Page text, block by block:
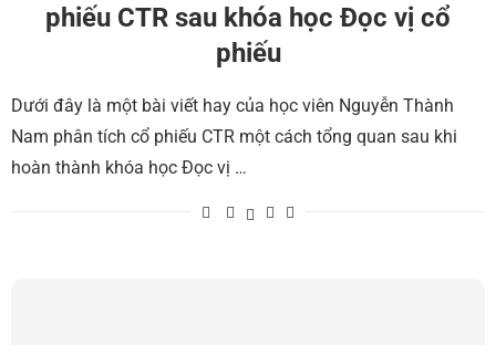
phiếu CTR sau khóa học Đọc vị cổ
phiếu
Dưới đây là một bài viết hay của học viên Nguyễn Thành
Nam phân tích cổ phiếu CTR một cách tổng quan sau khi
hoàn thành khóa học Đọc vị …